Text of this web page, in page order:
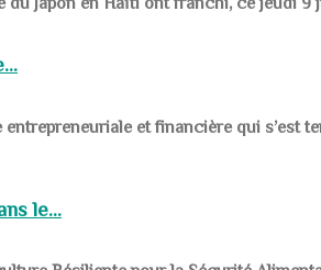
et financière qui s’est
le...